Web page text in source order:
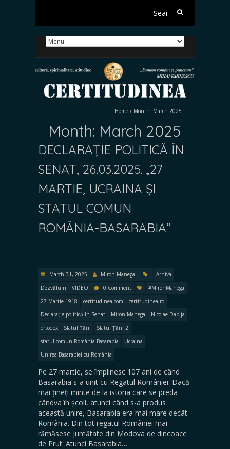
Search
Home / Month: March 2025
Month: March 2025
DECLARAȚIE POLITICĂ ÎN
SENAT, 26.03.2025. „27
MARTIE, UCRAINA ȘI
STATUL COMUN
ROMÂNIA-BASARABIA”
March 31, 2025 Miron Manega
Arhiva
Dezvăluiri
VIDEO 0 Comment
#MironManega
27 Martie 1918
certitudinea.com
certitudinea.ro
Declarație politică în Senat
Miron Manega
Nicolae Dabija
ortodox
Sfatul Țării
Sfatul Țării 2
statul comun România-Basarabia
Ucraina
Unirea Basarabiei cu România
Pe 27 martie, se împlinesc 107 ani de când
Basarabia s-a unit cu Regatul României. Dacă
mai țineți minte de la istoria care se preda
cândva în școli, atunci când s-a produs
această unire, Basarabia era mai mare decât
România. Din tot regatul României mai
rămăsese jumătate din Modova de dincoace
de Prut. Atunci Basarabia…